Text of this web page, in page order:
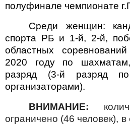
полуфинале чемпионате
Среди женщин:
спорта РБ и 1-й, 2-й,
областных
2020 году по
разряд (3-й разряд
организаторами).
ВНИМАНИЕ:
ограничено (46 человек),